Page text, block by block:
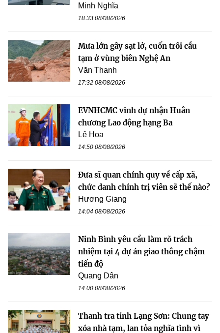
Minh Nghĩa
18:33 08/08/2026
Mưa lớn gây sạt lở, cuốn trôi cầu
tạm ở vùng biên Nghệ An
Văn Thanh
17:32 08/08/2026
EVNHCMC vinh dự nhận Huân
chương Lao động hạng Ba
Lê Hoa
14:50 08/08/2026
Đưa sĩ quan chính quy về cấp xã,
chức danh chính trị viên sẽ thế nào?
Hương Giang
14:04 08/08/2026
Ninh Bình yêu cầu làm rõ trách
nhiệm tại 4 dự án giao thông chậm
tiến độ
Quang Dân
14:00 08/08/2026
Thanh tra tỉnh Lạng Sơn: Chung tay
xóa nhà tạm, lan tỏa nghĩa tình vì